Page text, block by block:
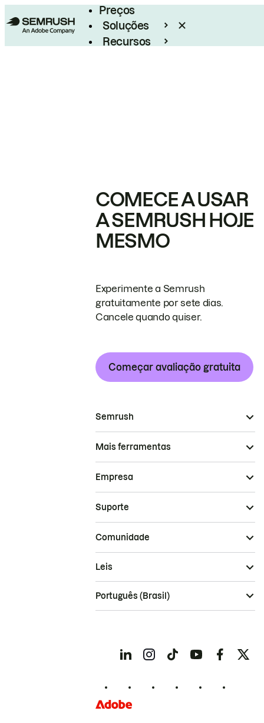
Preços
Soluções
Recursos
COMECE A USAR
A SEMRUSH HOJE
MESMO
Experimente a Semrush
gratuitamente por sete dias.
Cancele quando quiser.
Começar avaliação gratuita
Semrush
Mais ferramentas
Empresa
Suporte
Comunidade
Leis
Português (Brasil)